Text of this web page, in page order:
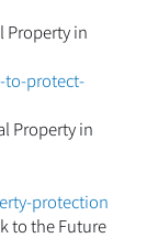
Property in
protect-
Property in
protection
to the Future